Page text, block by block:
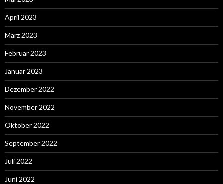
April 2023
März 2023
Februar 2023
Januar 2023
Dezember 2022
November 2022
Oktober 2022
September 2022
Juli 2022
Juni 2022